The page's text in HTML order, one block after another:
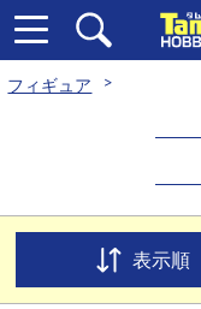
フィギュア
表示順